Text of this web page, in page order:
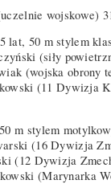
wojskowe)
lat, 50 m stylem
(siły
(wojska obrony
(11 Dywizja
m stylem
(16 Dywizja
(12 Dywizja
(Marynarka